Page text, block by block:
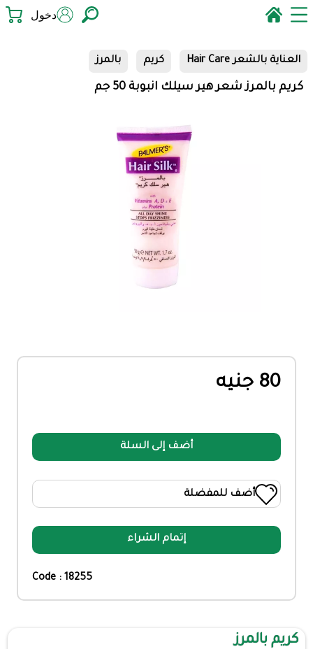
دخول
العناية بالشعر Hair Care كريم بالمرز
كريم بالمرز شعر هير سيلك انبوبة 50 جم
80 جنيه
أضف إلى السلة
أضف للمفضلة
إتمام الشراء
Code : 18255
كريم بالمرز